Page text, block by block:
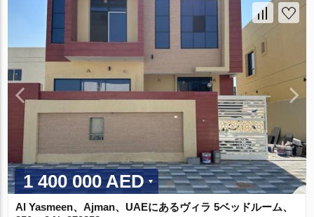
1 400 000 AED
Al Yasmeen、Ajman、UAEにあるヴィラ 5ベッドルーム、